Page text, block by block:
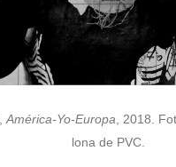
América-Yo-Europa , 2018.
lona de PVC.